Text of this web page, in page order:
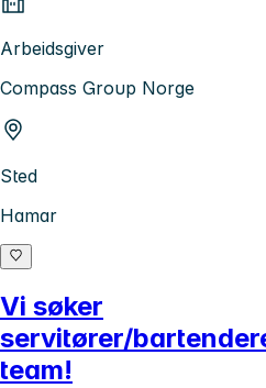
Arbeidsgiver
Compass Group Norge
Sted
Hamar
Vi søker
servitører/
team!